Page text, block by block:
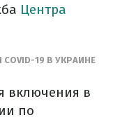
Центра
19 В УКРАИНЕ
включения в
по